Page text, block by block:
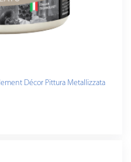
Décor Pittura Metallizzata